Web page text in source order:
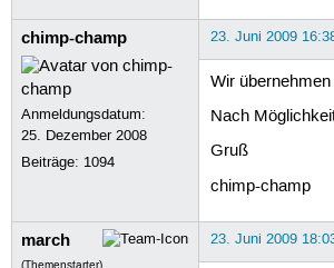
chimp-champ
Anmeldungsdatum:
25. Dezember 2008
Beiträge: 1094
23. Juni 2009
Wir
Nach
Gruß
chimp-champ
march
(Themenstarter)
23. Juni 2009